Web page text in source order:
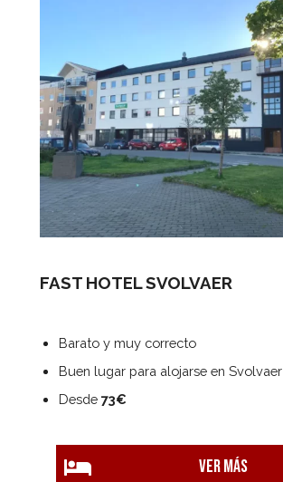
FAST HOTEL SVOLVAER
Barato y muy correcto
Buen lugar para alojarse en Svolvaer
Desde 73€
Ver más